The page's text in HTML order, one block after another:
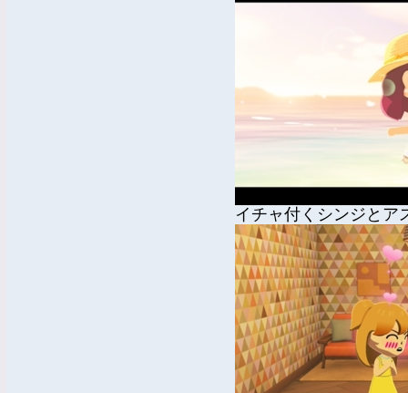
イチャ付くシンジとア